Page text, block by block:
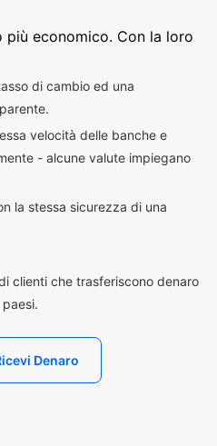
più economico. Con la loro
di cambio ed una
velocità delle banche e
- alcune valute impiegano
la stessa sicurezza di una
clienti che trasferiscono denaro
Denaro